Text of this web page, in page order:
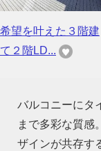
希望を叶えた３階建
て２階LD...
バルコニーにタ
まで多彩な質感
ザインが共存す